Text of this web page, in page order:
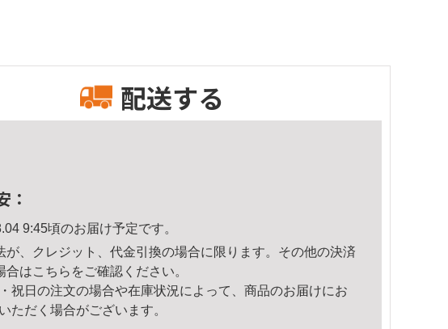
配送する
：
9:45頃のお届け予定です。
が、クレジット、代金引換の場合に限ります。その他の決済
合はこちら をご確認ください。
祝日の注文の場合や在庫状況によって、商品のお届けにお
ただく場合がございます。